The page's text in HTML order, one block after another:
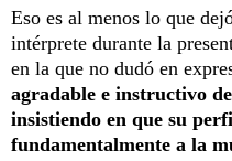
Eso es al menos lo que
intérprete durante la
en la que no dudó en
agradable e instructivo
insistiendo en que su
fundamentalmente a la